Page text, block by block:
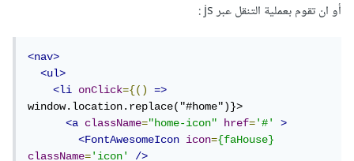
أو ان تقوم بعملية التنقل عبر js :
<nav>
<ul>
<li
onClick={()
=>
window.location.replace("#home")}>
<a
className="home-icon" href='#'
>
<FontAwesomeIcon
icon={faHouse}
className='icon'
/>